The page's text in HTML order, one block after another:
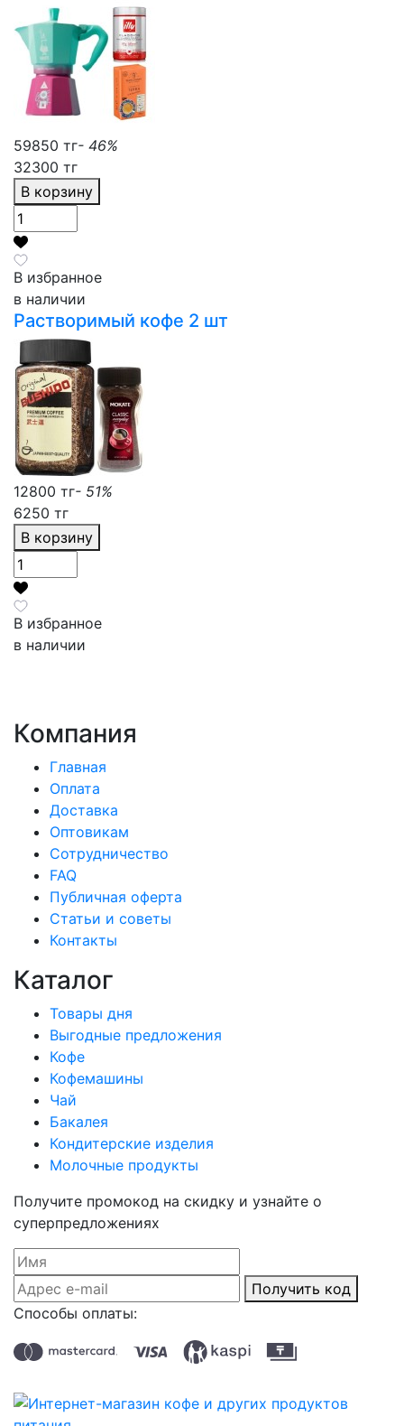
59850 тг- 46%
32300 тг
В корзину
В избранное
в наличии
Растворимый кофе 2 шт
12800 тг- 51%
6250 тг
В корзину
В избранное
в наличии
Компания
Главная
Оплата
Доставка
Оптовикам
Сотрудничество
FAQ
Публичная оферта
Статьи и советы
Контакты
Каталог
Товары дня
Выгодные предложения
Кофе
Кофемашины
Чай
Бакалея
Кондитерские изделия
Молочные продукты
Получите промокод на скидку и узнайте о
суперпредложениях
Получить код
Способы оплаты: